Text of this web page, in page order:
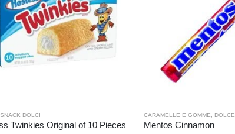
SNACK DOLCI
Twinkies Original of 10 Pieces
CARAMELLE E GOMME, DOLCE
Mentos Cinnamon